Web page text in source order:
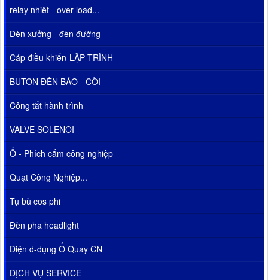
relay nhiêt - over load...
Đèn xưởng - đèn đường
Cáp điều khiển-LẬP TRÌNH
BUTON ĐÈN BÁO - CÒI
Công tắt hành trình
VALVE SOLENOI
Ổ - Phích cắm công nghiệp
Quạt Công Nghiệp...
Tụ bù cos phi
Đèn pha headlight
Điện d-dụng Ổ Quay CN
DỊCH VỤ SERVICE